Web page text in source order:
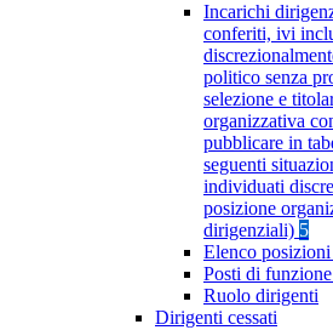
Incarichi
conferiti, ivi
politico senza
selezione e
organizzativa
pubblicare in
seguenti
individuati
posizione
dirigenziali) 5
Elenco
Posti di
Ruolo dirigenti
Dirigenti cessati